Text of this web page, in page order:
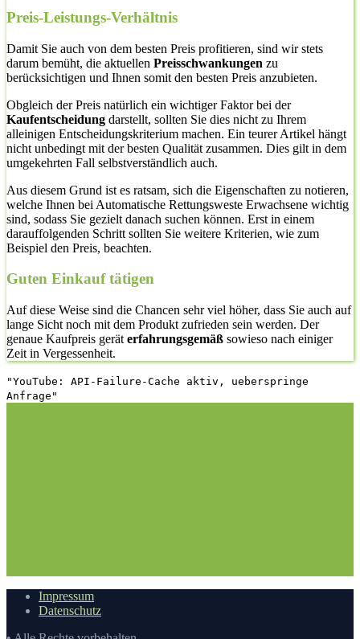
Preis-Leistungs-Verhältnis
Damit Sie auch von dem besten Preis profitieren, sind wir stets
darum bemüht, die aktuellen Preisschwankungen zu
berücksichtigen und Ihnen somit den besten Preis anzubieten.
Obgleich der Preis natürlich ein wichtiger Faktor bei der
Kaufentscheidung darstellt, sollten Sie dies nicht zu Ihrem
alleinigen Entscheidungskriterium machen. Ein teurer Artikel hängt
nicht unbedingt mit der besten Qualität zusammen. Dies gilt in dem
umgekehrten Fall selbstverständlich auch.
Aus diesem Grund ist es ratsam, sich die Eigenschaften zu notieren,
welche Ihnen bei Automatische Rettungsweste Erwachsene wichtig
sind, sodass Sie gezielt danach suchen können. Erst in einem
darauffolgenden Schritt sollten Sie weitere Kriterien, wie zum
Beispiel den Preis, beachten.
Guten Einkauf tätigen
Auf diese Weise sind die Chancen sehr viel höher, dass Sie auch auf
lange Sicht noch mit dem Produkt zufrieden sein werden. Der
genaue Kaufpreis gerät erfahrungsgemäß sowieso nach einiger
Zeit in Vergessenheit.
"YouTube: API-Failure-Cache aktiv, ueberspringe
Anfrage"
Impressum
Datenschutz